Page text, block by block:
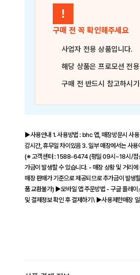
!
구매 전 꼭 확인해주세요
사업자 전용 상품입니다.
해당 상품은프로모션 전
구매 전 반드시 참고하시
▶사용안내 1. 사용방법 : bhc 앱, 매장방문시 사
감시간, 휴무일 차이있음 3. 일부 매장에서는 사
(※ 고객센터 : 1588-6474 (평일 09시~18시/점
가금이 발생할 수 있습니다. - 매장 상황 및 거리
매장 판매가 기준으로 제공되므로 추가금이 발생
품 교환불가) ▶모바일 앱 주문방법 - 구글 플레
및 결제정보 확인 후 결제하기\ ▶사용제한매장